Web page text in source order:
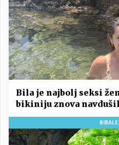
Bila je najbolj seksi
bikiniju znova